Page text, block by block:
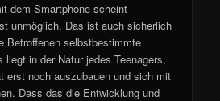
dem Smartphone scheint
unmöglich. Das ist auch sicherlich
Betroffenen selbstbestimmte
liegt in der Natur jedes Teenagers,
erst noch auszubauen und sich mit
Dass das die Entwicklung und